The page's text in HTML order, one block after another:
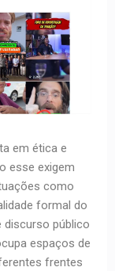
em ética e
esse exigem
como
formal do
discurso público
espaços de
frentes